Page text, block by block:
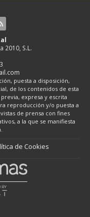
2010, S.L.
puesta a disposición,
de los contenidos de esta
expresa y escrita
reproducción y/o puesta a
de prensa con fines
a la que se manifiesta
de Cookies